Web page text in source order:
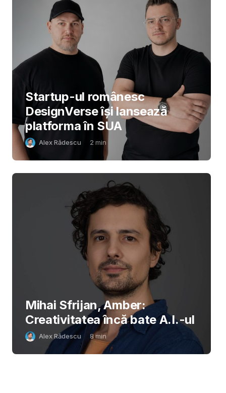
Startup-ul românesc
DesignVerse își lansează
platforma în SUA
Alex Rădescu 2 min
Mihai Sfrijan, Amber:
Creativitatea încă bate A.I.-ul
Alex Rădescu 8min